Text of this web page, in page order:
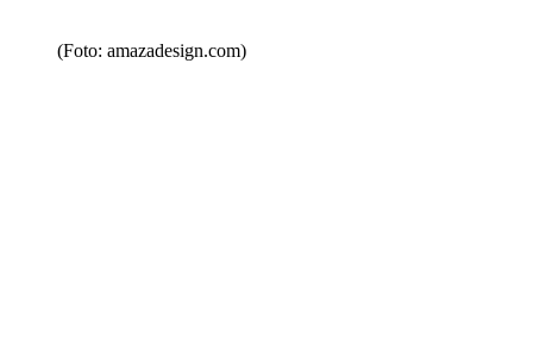
(Foto: amazadesign.com)